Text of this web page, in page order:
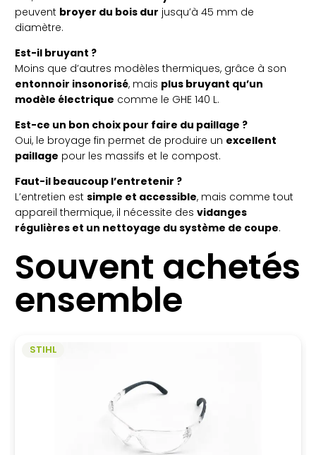
peuvent broyer du bois dur jusqu’à 45 mm de
diamètre.
Est-il bruyant ?
Moins que d’autres modèles thermiques, grâce à son
entonnoir insonorisé, mais plus bruyant qu’un
modèle électrique comme le GHE 140 L.
Est-ce un bon choix pour faire du paillage ?
Oui, le broyage fin permet de produire un excellent
paillage pour les massifs et le compost.
Faut-il beaucoup l’entretenir ?
L’entretien est simple et accessible, mais comme tout
appareil thermique, il nécessite des vidanges
régulières et un nettoyage du système de coupe.
Souvent achetés
ensemble
STIHL